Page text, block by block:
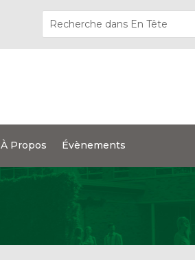
À Propos Évènements